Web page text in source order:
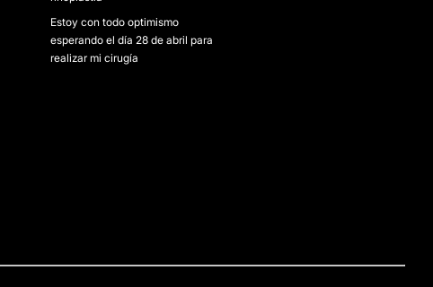
Estoy con todo optimismo
esperando el día 28 de abril para
realizar mi cirugía